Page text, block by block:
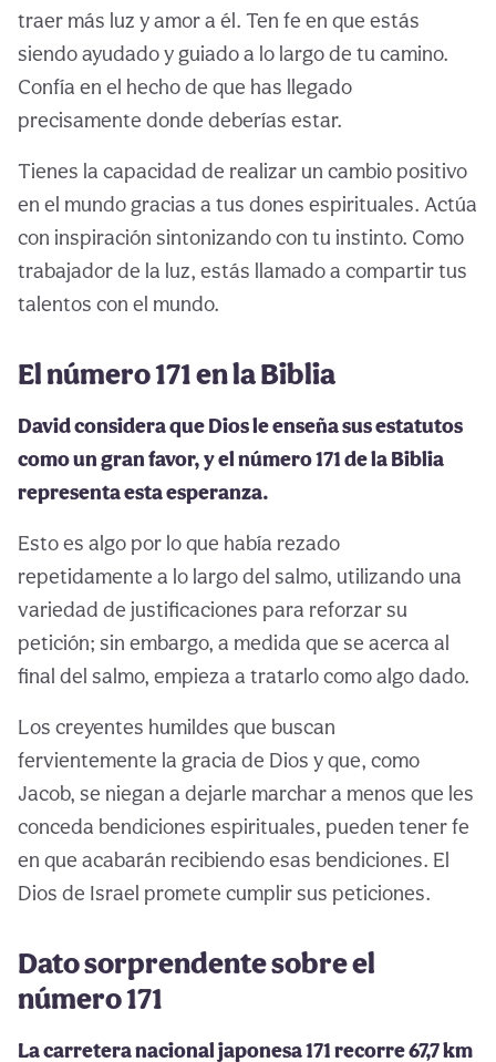
traer más luz y amor a él. Ten fe en que estás
siendo ayudado y guiado a lo largo de tu camino.
Confía en el hecho de que has llegado
precisamente donde deberías estar.
Tienes la capacidad de realizar un cambio positivo
en el mundo gracias a tus dones espirituales. Actúa
con inspiración sintonizando con tu instinto. Como
trabajador de la luz, estás llamado a compartir tus
talentos con el mundo.
El número 171 en la Biblia
David considera que Dios le enseña sus estatutos
como un gran favor, y el número 171 de la Biblia
representa esta esperanza.
Esto es algo por lo que había rezado
repetidamente a lo largo del salmo, utilizando una
variedad de justificaciones para reforzar su
petición; sin embargo, a medida que se acerca al
final del salmo, empieza a tratarlo como algo dado.
Los creyentes humildes que buscan
fervientemente la gracia de Dios y que, como
Jacob, se niegan a dejarle marchar a menos que les
conceda bendiciones espirituales, pueden tener fe
en que acabarán recibiendo esas bendiciones. El
Dios de Israel promete cumplir sus peticiones.
Dato sorprendente sobre el
número 171
La carretera nacional japonesa 171 recorre 67,7 km